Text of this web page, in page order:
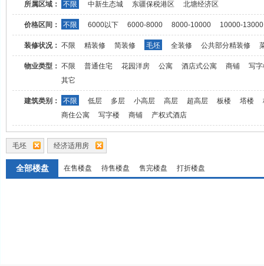
所属区域： 不限 中新生态城 东疆保税港区 北塘经济区
价格区间： 不限 6000以下 6000-8000 8000-10000 10000-13000
装修状况： 不限 精装修 简装修 毛坯 全装修 公共部分精装修
物业类型： 不限 普通住宅 花园洋房 公寓 酒店式公寓 商铺
写
其它
建筑类别： 不限 低层 多层 小高层 高层 超高层 板楼 塔楼
商住公寓
写字楼 商铺 产权式酒店
毛坯 经济适用房
全部楼盘 在售楼盘 待售楼盘 售完楼盘 打折楼盘